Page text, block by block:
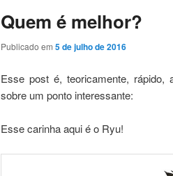
Quem é melhor?
Publicado em 5 de julho de 2016
Esse post é, teoricamente,
sobre um ponto interessante:
Esse carinha aqui é o Ryu!